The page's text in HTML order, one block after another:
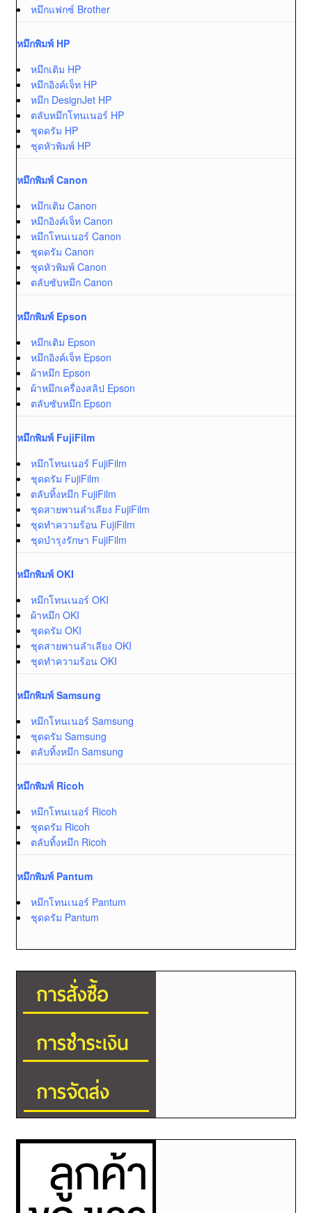
หมึกแฟกซ์ Brother
หมึกพิมพ์ HP
หมึกเติม HP
หมึกอิงค์เจ็ท HP
หมึก DesignJet HP
ตลับหมึกโทนเนอร์ HP
ชุดดรัม HP
ชุดหัวพิมพ์ HP
หมึกพิมพ์ Canon
หมึกเติม Canon
หมึกอิงค์เจ็ท Canon
หมึกโทนเนอร์ Canon
ชุดดรัม Canon
ชุดหัวพิมพ์ Canon
ตลับซับหมึก Canon
หมึกพิมพ์ Epson
หมึกเติม Epson
หมึกอิงค์เจ็ท Epson
ผ้าหมึก Epson
ผ้าหมึกเครื่องสลิป Epson
ตลับซับหมึก Epson
หมึกพิมพ์ FujiFilm
หมึกโทนเนอร์ FujiFilm
ชุดดรัม FujiFilm
ตลับทิ้งหมึก FujiFilm
ชุดสายพานลำเลียง FujiFilm
ชุดทำความร้อน FujiFilm
ชุดบำรุงรักษา FujiFilm
หมึกพิมพ์ OKI
หมึกโทนเนอร์ OKI
ผ้าหมึก OKI
ชุดดรัม OKI
ชุดสายพานลำเลียง OKI
ชุดทำความร้อน OKI
หมึกพิมพ์ Samsung
หมึกโทนเนอร์ Samsung
ชุดดรัม Samsung
ตลับทิ้งหมึก Samsung
หมึกพิมพ์ Ricoh
หมึกโทนเนอร์ Ricoh
ชุดดรัม Ricoh
ตลับทิ้งหมึก Ricoh
หมึกพิมพ์ Pantum
หมึกโทนเนอร์ Pantum
ชุดดรัม Pantum